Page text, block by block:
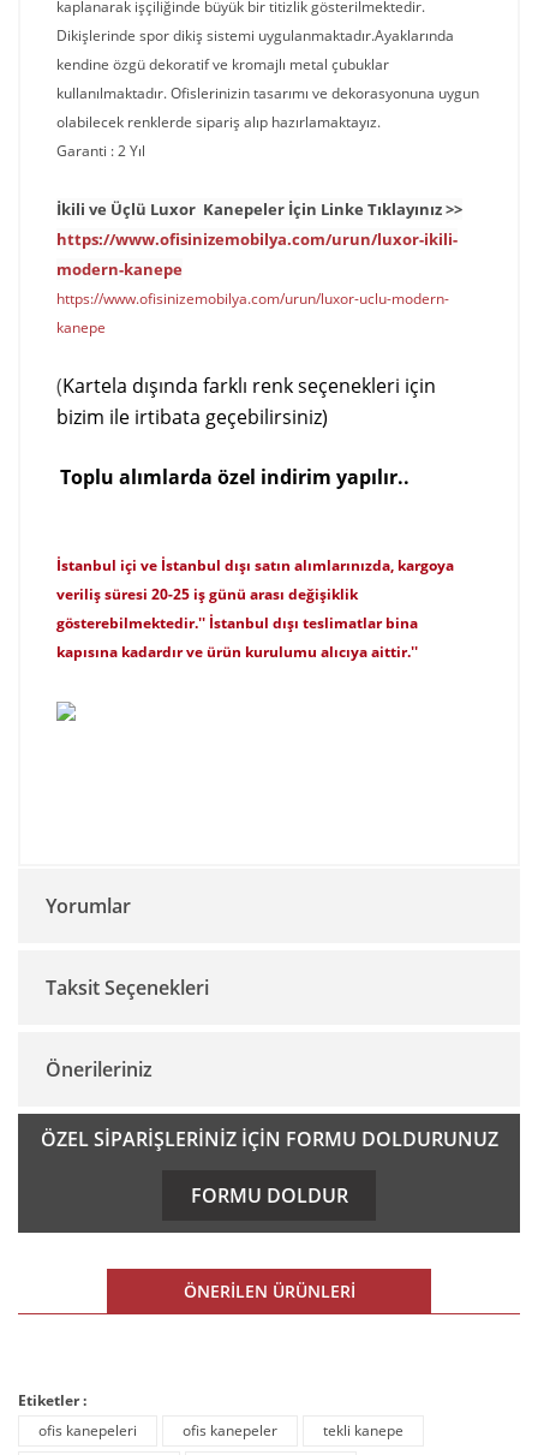
kaplanarak işçiliğinde büyük bir titizlik gösterilmektedir.
Dikişlerinde spor dikiş sistemi uygulanmaktadır.Ayaklarında
kendine özgü dekoratif ve kromajlı metal çubuklar
kullanılmaktadır. Ofislerinizin tasarımı ve dekorasyonuna uygun
olabilecek renklerde sipariş alıp hazırlamaktayız.
Garanti : 2 Yıl
İkili ve Üçlü Luxor Kanepeler İçin Linke Tıklayınız >>
https://www.ofisinizemobilya.com/urun/luxor-ikili-
modern-kanepe
https://www.ofisinizemobilya.com/urun/luxor-uclu-modern-
kanepe
(Kartela dışında farklı renk seçenekleri için
bizim ile irtibata geçebilirsiniz)
Toplu alımlarda özel indirim yapılır..
İstanbul içi ve İstanbul dışı satın alımlarınızda, kargoya
veriliş süresi 20-25 iş günü arası değişiklik
gösterebilmektedir.'' İstanbul dışı teslimatlar bina
kapısına kadardır ve ürün kurulumu alıcıya aittir.''
Yorumlar
Bu ürüne ilk yorumu siz yapın!
Taksit Seçenekleri
Önerileriniz
Bu ürünün fiyat bilgisi, resim, ürün açıklamalarında ve diğer
konularda yetersiz gördüğünüz noktaları öneri formunu
kullanarak tarafımıza iletebilirsiniz.
Ürün resmi kalitesiz, bozuk veya görüntülenemiyor.
Ürün açıklamasında eksik bilgiler bulunuyor.
Bu ürüne benzer farklı alternatifler olmalı.
ÖZEL SİPARİŞLERİNİZ İÇİN FORMU DOLDURUNUZ
FORMU DOLDUR
ÖNERİLEN ÜRÜNLERİ
Etiketler :
ofis kanepeleri
ofis kanepeler
tekli kanepe